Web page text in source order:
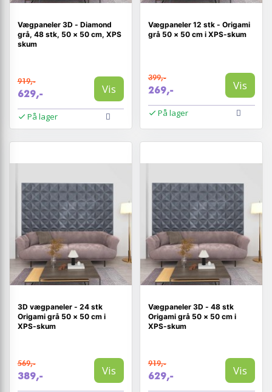
Vægpaneler 3D - Diamond
grå, 48 stk, 50 × 50 cm, XPS
skum
919,-
629,- Vis
På lager
Vægpaneler 12 stk - Origami
grå 50 × 50 cm i XPS-skum
399,-
269,- Vis
På lager
3D vægpaneler - 24 stk
Origami grå 50 × 50 cm i
XPS-skum
569,-
389,- Vis
Vægpaneler 3D - 48 stk
Origami grå 50 × 50 cm i
XPS-skum
919,-
629,- Vis